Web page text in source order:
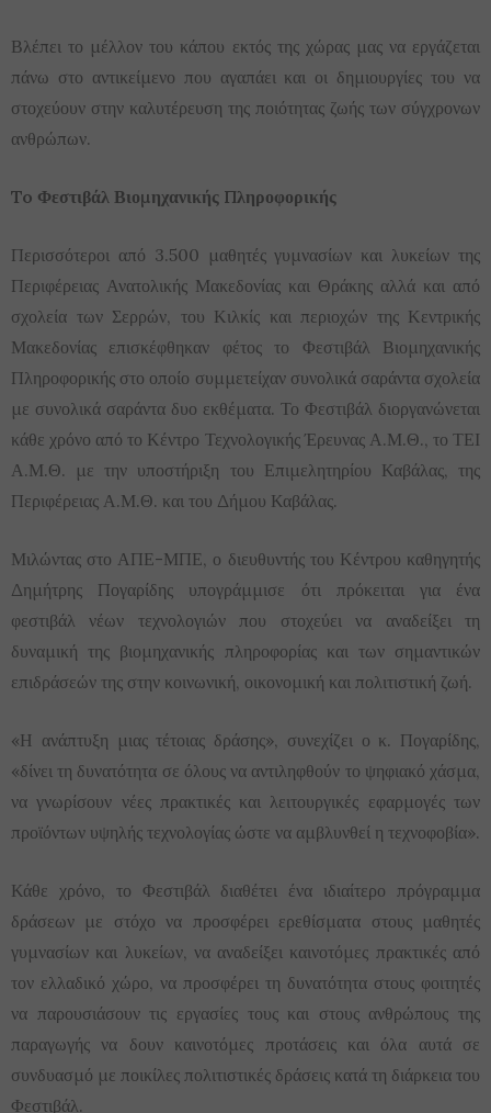
Βλέπει το μέλλον του κάπου εκτός της χώρας μας να εργάζεται
πάνω στο αντικείμενο που αγαπάει και οι δημιουργίες του να
στοχεύουν στην καλυτέρευση της ποιότητας ζωής των σύγχρονων
ανθρώπων.
To Φεστιβάλ Βιομηχανικής Πληροφορικής
Περισσότεροι από 3.500 μαθητές γυμνασίων και λυκείων της
Περιφέρειας Ανατολικής Μακεδονίας και Θράκης αλλά και από
σχολεία των Σερρών, του Κιλκίς και περιοχών της Κεντρικής
Μακεδονίας επισκέφθηκαν φέτος το Φεστιβάλ Βιομηχανικής
Πληροφορικής στο οποίο συμμετείχαν συνολικά σαράντα σχολεία
με συνολικά σαράντα δυο εκθέματα. Το Φεστιβάλ διοργανώνεται
κάθε χρόνο από το Κέντρο Τεχνολογικής Έρευνας Α.Μ.Θ., το ΤΕΙ
Α.Μ.Θ. με την υποστήριξη του Επιμελητηρίου Καβάλας, της
Περιφέρειας Α.Μ.Θ. και του Δήμου Καβάλας.
Μιλώντας στο ΑΠΕ-ΜΠΕ, ο διευθυντής του Κέντρου καθηγητής
Δημήτρης Πογαρίδης υπογράμμισε ότι πρόκειται για ένα
φεστιβάλ νέων τεχνολογιών που στοχεύει να αναδείξει τη
δυναμική της βιομηχανικής πληροφορίας και των σημαντικών
επιδράσεών της στην κοινωνική, οικονομική και πολιτιστική ζωή.
«Η ανάπτυξη μιας τέτοιας δράσης», συνεχίζει ο κ. Πογαρίδης,
«δίνει τη δυνατότητα σε όλους να αντιληφθούν το ψηφιακό χάσμα,
να γνωρίσουν νέες πρακτικές και λειτουργικές εφαρμογές των
προϊόντων υψηλής τεχνολογίας ώστε να αμβλυνθεί η τεχνοφοβία».
Κάθε χρόνο, το Φεστιβάλ διαθέτει ένα ιδιαίτερο πρόγραμμα
δράσεων με στόχο να προσφέρει ερεθίσματα στους μαθητές
γυμνασίων και λυκείων, να αναδείξει καινοτόμες πρακτικές από
τον ελλαδικό χώρο, να προσφέρει τη δυνατότητα στους φοιτητές
να παρουσιάσουν τις εργασίες τους και στους ανθρώπους της
παραγωγής να δουν καινοτόμες προτάσεις και όλα αυτά σε
συνδυασμό με ποικίλες πολιτιστικές δράσεις κατά τη διάρκεια του
Φεστιβάλ.